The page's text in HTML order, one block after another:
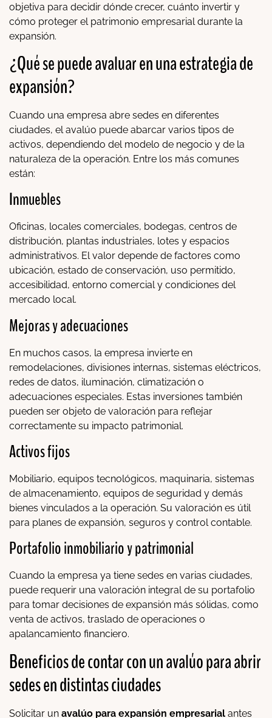
objetiva para decidir dónde crecer, cuánto invertir y
cómo proteger el patrimonio empresarial durante la
expansión.
¿Qué se puede avaluar en una estrategia de
expansión?
Cuando una empresa abre sedes en diferentes
ciudades, el avalúo puede abarcar varios tipos de
activos, dependiendo del modelo de negocio y de la
naturaleza de la operación. Entre los más comunes
están:
Inmuebles
Oficinas, locales comerciales, bodegas, centros de
distribución, plantas industriales, lotes y espacios
administrativos. El valor depende de factores como
ubicación, estado de conservación, uso permitido,
accesibilidad, entorno comercial y condiciones del
mercado local.
Mejoras y adecuaciones
En muchos casos, la empresa invierte en
remodelaciones, divisiones internas, sistemas eléctricos,
redes de datos, iluminación, climatización o
adecuaciones especiales. Estas inversiones también
pueden ser objeto de valoración para reflejar
correctamente su impacto patrimonial.
Activos fijos
Mobiliario, equipos tecnológicos, maquinaria, sistemas
de almacenamiento, equipos de seguridad y demás
bienes vinculados a la operación. Su valoración es útil
para planes de expansión, seguros y control contable.
Portafolio inmobiliario y patrimonial
Cuando la empresa ya tiene sedes en varias ciudades,
puede requerir una valoración integral de su portafolio
para tomar decisiones de expansión más sólidas, como
venta de activos, traslado de operaciones o
apalancamiento financiero.
Beneficios de contar con un avalúo para abrir
sedes en distintas ciudades
Solicitar un avalúo para expansión empresarial antes